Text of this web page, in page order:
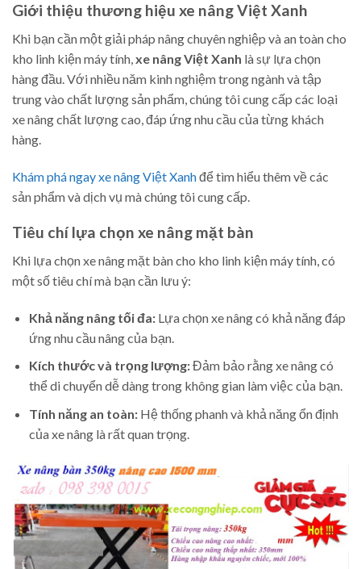
Giới thiệu thương hiệu xe nâng Việt Xanh
Khi bạn cần một giải pháp nâng chuyên nghiệp và an toàn cho
kho linh kiện máy tính,xe nâng Việt Xanh là sự lựa chọn
hàng đầu. Với nhiều năm kinh nghiệm trong ngành và tập
trung vào chất lượng sản phẩm, chúng tôi cung cấp các loại
xe nâng chất lượng cao, đáp ứng nhu cầu của từng khách
hàng.
Khám phá ngay xe nâng Việt Xanhđể tìm hiểu thêm về các
sản phẩm và dịch vụ mà chúng tôi cung cấp.
Tiêu chí lựa chọn xe nâng mặt bàn
Khi lựa chọn xe nâng mặt bàn cho kho linh kiện máy tính, có
một số tiêu chí mà bạn cần lưu ý:
Khả năng nâng tối đa:Lựa chọn xe nâng có khả năng đáp
ứng nhu cầu nâng của bạn.
Kích thước và trọng lượng:Đảm bảo rằng xe nâng có
thể di chuyển dễ dàng trong không gian làm việc của bạn.
Tính năng an toàn:Hệ thống phanh và khả năng ổn định
của xe nâng là rất quan trọng.